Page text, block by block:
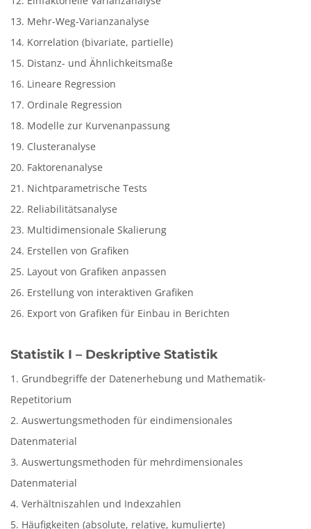
13. Mehr-Weg-Varianzanalyse
14. Korrelation (bivariate, partielle)
15. Distanz- und Ähnlichkeitsmaße
16. Lineare Regression
17. Ordinale Regression
18. Modelle zur Kurvenanpassung
19. Clusteranalyse
20. Faktorenanalyse
21. Nichtparametrische Tests
22. Reliabilitätsanalyse
23. Multidimensionale Skalierung
24. Erstellen von Grafiken
25. Layout von Grafiken anpassen
26. Erstellung von interaktiven Grafiken
26. Export von Grafiken für Einbau in Berichten
Statistik I – Deskriptive Statistik
1. Grundbegriffe der Datenerhebung und Mathematik-
Repetitorium
2. Auswertungsmethoden für eindimensionales
Datenmaterial
3. Auswertungsmethoden für mehrdimensionales
Datenmaterial
4. Verhältniszahlen und Indexzahlen
5. Häufigkeiten (absolute, relative, kumulierte)